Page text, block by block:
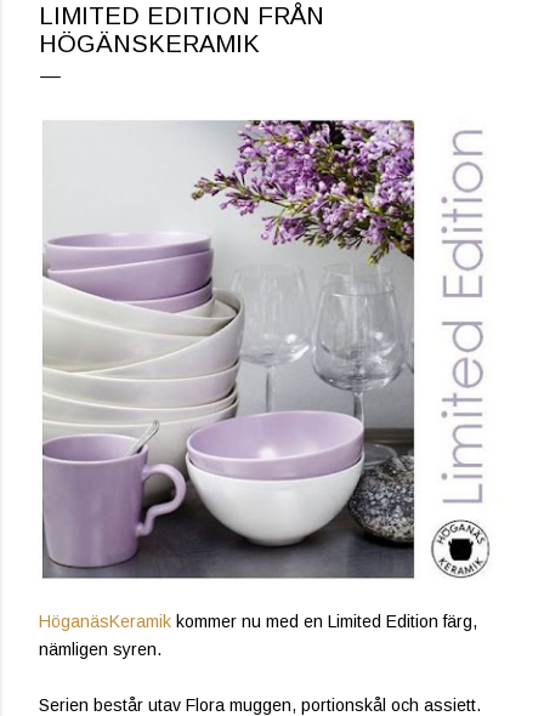
LIMITED EDITION FRÅN
HÖGÄNSKERAMIK
HöganäsKeramik kommer nu med en Limited Edition färg,
nämligen syren.
Serien består utav Flora muggen, portionskål och assiett.